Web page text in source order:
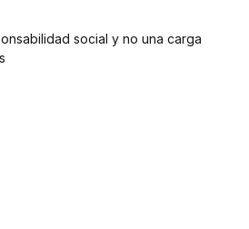
social y no una carga